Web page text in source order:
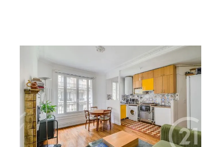
PARIS 75020
, 3 pièces
Ref : 11578
Appartement F3 à vendre
430 000 €
3P PARQUET MOULURES CHEMINEES, RUE